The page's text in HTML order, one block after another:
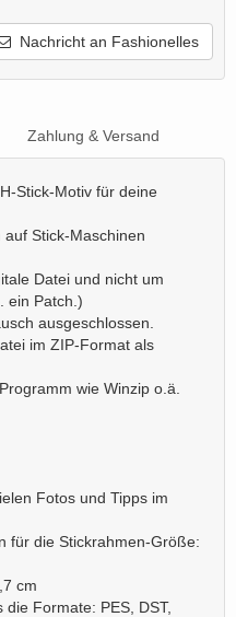
Nachricht an Fashionelles
Zahlung & Versand
Stick-Motiv für deine
Stick-Maschinen
Datei und nicht um
ein Patch.)
ausgeschlossen.
im ZIP-Format als
wie Winzip o.ä.
Fotos und Tipps im
für die Stickrahmen-Größe:
cm
Formate: PES, DST,